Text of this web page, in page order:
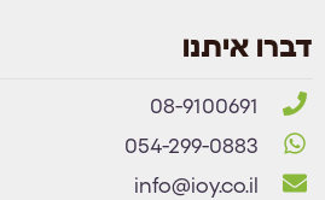
דברו איתנו
08-9100691
054-299-0883
info@ioy.co.il